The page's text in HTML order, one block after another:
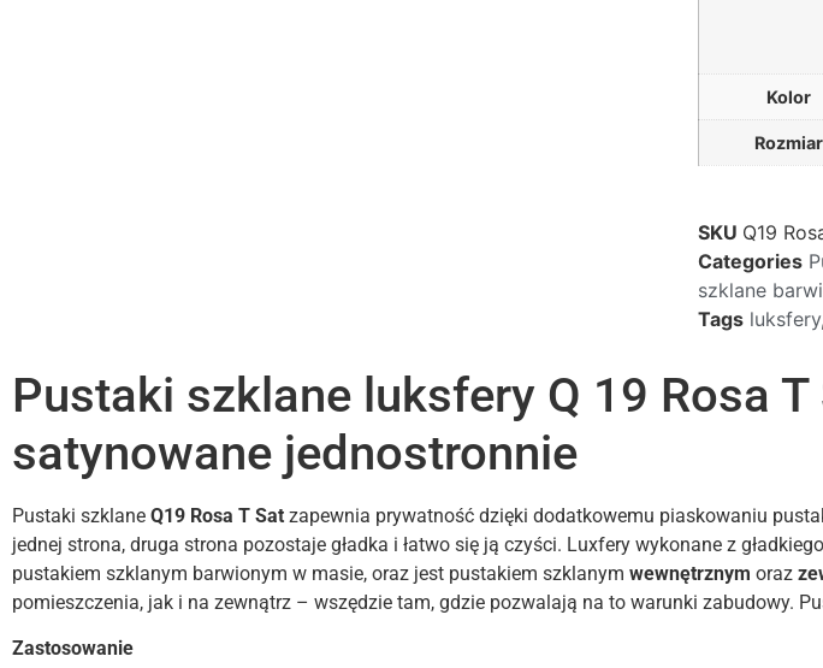
Kolor
Rozmiar
SKU Q19
Categories
szklane
Tags luksfery,
Pustaki szklane luksfery Q 19 Rosa
satynowane jednostronnie
Pustaki szklane Q19 Rosa T Sat zapewnia prywatność dzięki dodatkowemu piaskowaniu
jednej strona, druga strona pozostaje gładka i łatwo się ją czyści. Luxfery wykonane z
pustakiem szklanym barwionym w masie, oraz jest pustakiem szklanym wewnętrznym oraz
pomieszczenia, jak i na zewnątrz – wszędzie tam, gdzie pozwalają na to warunki zabudowy.
Zastosowanie